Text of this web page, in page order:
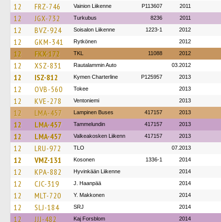
12 FRZ-746 Vainion Liikenne P113607 2011
12 JGX-732 Turkubus 8236 2011
12 BVZ-924 Soisalon Liikenne 1223-1 2012
12 GKM-341 Rytkönen 2012
12 FKX-172 TKL 11088 2012
12 XSZ-831 Rautalammin Auto 03.2012
12 ISZ-812 Kymen Charterline P125957 2013
12 OVB-560 Tokee 2013
12 KVE-278 Ventoniemi 2013
12 LMA-457 Lampinen Buses 417157 2013
12 LMA-457 Tammelundin 417157 2013
12 LMA-457 Valkeakosken Liikenn 417157 2013
12 LRU-972 TLO 07.2013
12 VMZ-131 Kosonen 1336-1 2014
12 KPA-882 Hyvinkään Liikenne 2014
12 CJC-319 J. Haanpää 2014
12 MLT-720 Y. Makkonen 2014
12 SLJ-184 SRJ 2014
12 JJJ-482 Kaj Forsblom 2014